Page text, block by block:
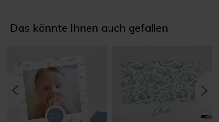
Das könnte Ihnen auch gefallen